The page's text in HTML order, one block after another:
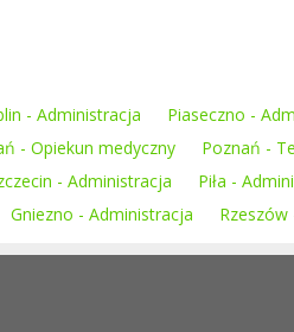
- Administracja Piaseczno -
- Opiekun medyczny Poznań -
- Administracja Piła -
Gniezno - Administracja